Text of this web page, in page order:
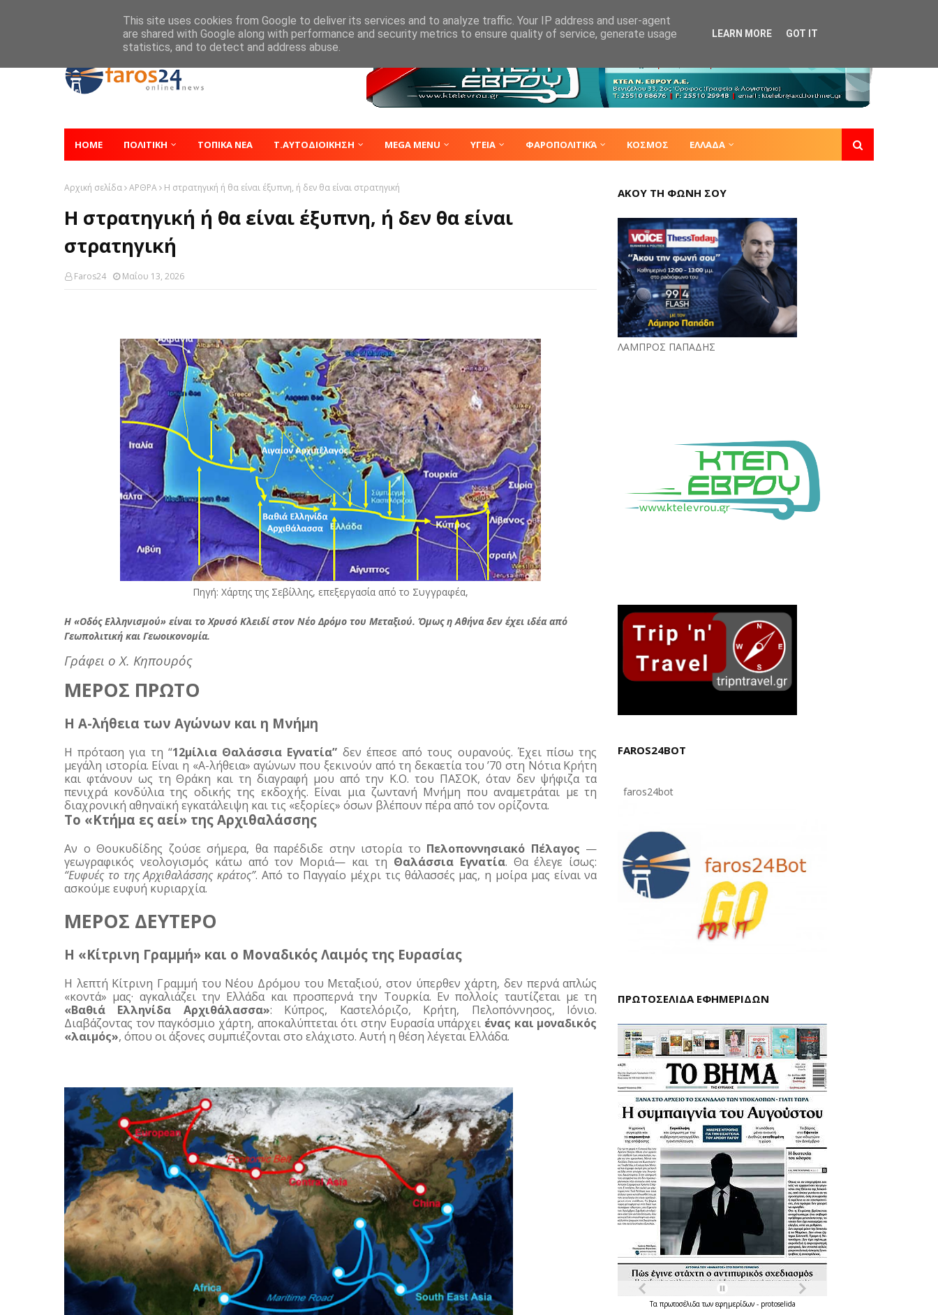
HOME ΠΟΛΙΤΙΚΗ ΤΟΠΙΚΑ ΝΕΑ Τ.ΑΥΤΟΔΙΟΙΚΗΣΗ MEGA MENU ΥΓΕΙΑ ΦΑΡΟΠΟΛΙΤΙΚΆ ΚΟΣΜΟΣ ΕΛΛΑΔΑ
Αρχική σελίδα ΑΡΘΡΑ Η στρατηγική ή θα είναι έξυπνη, ή δεν θα είναι στρατηγική
Η στρατηγική ή θα είναι έξυπνη, ή δεν θα είναι
στρατηγική
Faros24 Μαΐου 13, 2026
Πηγή: Χάρτης της Σεβίλλης, επεξεργασία από το Συγγραφέα,
Η «Οδός Ελληνισμού» είναι το Χρυσό Κλειδί στον Νέο Δρόμο του Μεταξιού. Όμως η Αθήνα δεν έχει ιδέα από
Γεωπολιτική και Γεωοικονομία.
Γράφει ο Χ. Κηπουρός
ΜΕΡΟΣ ΠΡΩΤΟ
Η Α-λήθεια των Αγώνων και η Μνήμη
Η πρόταση για τη “12μίλια Θαλάσσια Εγνατία” δεν έπεσε από τους ουρανούς. Έχει πίσω της
μεγάλη ιστορία. Είναι η «Α-λήθεια» αγώνων που ξεκινούν από τη δεκαετία του ’70 στη Νότια Κρήτη
και φτάνουν ως τη Θράκη και τη διαγραφή μου από την Κ.Ο. του ΠΑΣΟΚ, όταν δεν ψήφιζα τα
πενιχρά κονδύλια της οδικής της εκδοχής. Είναι μια ζωντανή Μνήμη που αναμετράται με τη
διαχρονική αθηναϊκή εγκατάλειψη και τις «εξορίες» όσων βλέπουν πέρα από τον ορίζοντα.
Το «Κτήμα ες αεί» της Αρχιθαλάσσης
Αν ο Θουκυδίδης ζούσε σήμερα, θα παρέδιδε στην ιστορία το Πελοποννησιακό Πέλαγος —
γεωγραφικός νεολογισμός κάτω από τον Μοριά— και τη Θαλάσσια Εγνατία
“Ευφυές το της Αρχιθαλάσσης κράτος”. Από το Παγγαίο μέχρι τις θάλασσές μας, η μοίρα μας είναι να
ασκούμε ευφυή κυριαρχία.
ΜΕΡΟΣ ΔΕΥΤΕΡΟ
Η «Κίτρινη Γραμμή» και ο Μοναδικός Λαιμός της Ευρασίας
Η λεπτή Κίτρινη Γραμμή του Νέου Δρόμου του Μεταξιού, στον ύπερθεν χάρτη, δεν περνά απλώς
«Βαθιά Ελληνίδα Αρχιθάλασσα»: Κύπρος, Καστελόριζο, Κρήτη, Πελοπόννησος, Ιόνιο.
Διαβάζοντας τον παγκόσμιο χάρτη, αποκαλύπτεται ότι στην Ευρασία υπάρχει ένας και μοναδικός
«λαιμός», όπου οι άξονες συμπιέζονται στο ελάχιστο. Αυτή η θέση λέγεται Ελλάδα.
ΑΚΟΥ ΤΗ ΦΩΝΗ ΣΟΥ
ΛΑΜΠΡΟΣ ΠΑΠΑΔΗΣ
FAROS24BOT
faros24bot
ΠΡΩΤΟΣΕΛΙΔΑ ΕΦΗΜΕΡΙΔΩΝ
Τα πρωτοσέλιδατων εφημερίδων - protoselida
This site uses cookies from Google to deliver its services and to analyze traffic. Your IP address and user-agent
are shared with Google along with performance and security metrics to ensure quality of service, generate usage
statistics, and to detect and address abuse.
LEARN MORE GOT IT